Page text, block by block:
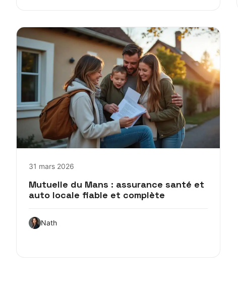
31 mars 2026
Mutuelle du Mans : assurance santé et
auto locale fiable et complète
Nath